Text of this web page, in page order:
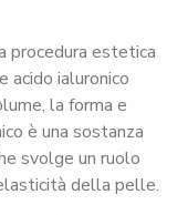
procedura estetica
acido ialuronico
la forma e
è una sostanza
svolge un ruolo
della pelle.